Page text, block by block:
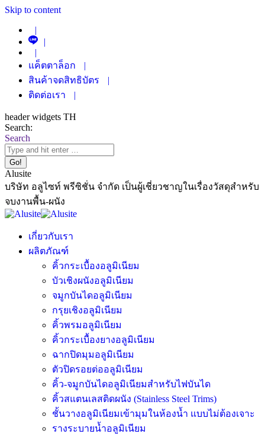
Skip to content
|
|
|
แค็ตตาล็อก
|
สินค้าจดสิทธิบัตร
|
ติดต่อเรา
|
header widgets TH
Search:
Search
Alusite
บริษัท อลูไซท์ พรีซิชั่น จำกัด เป็นผู้เชี่ยวชาญในเรื่องวัสดุสำหรับ
จบงานพื้น-ผนัง
เกี่ยวกับเรา
ผลิตภัณฑ์
คิ้วกระเบื้องอลูมิเนียม
บัวเชิงผนังอลูมิเนียม
จมูกบันไดอลูมิเนียม
กรุยเชิงอลูมิเนียม
คิ้วพรมอลูมิเนียม
คิ้วกระเบื้องยางอลูมิเนียม
ฉากปิดมุมอลูมิเนียม
ตัวปิดรอยต่ออลูมิเนียม
คิ้ว-จมูกบันไดอลูมิเนียมสำหรับไฟบันได
คิ้วสแตนเลสติดผนัง (Stainless Steel Trims)
ชั้นวางอลูมิเนียมเข้ามุมในห้องน้ำ แบบไม่ต้องเจาะ
รางระบายน้ำอลูมิเนียม